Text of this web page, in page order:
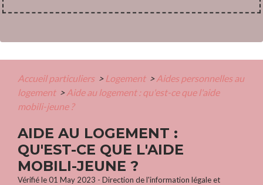
Accueil particuliers > Logement > Aides personnelles au
logement > Aide au logement : qu'est-ce que l'aide
mobili-jeune ?
AIDE AU LOGEMENT :
QU'EST-CE QUE L'AIDE
MOBILI-JEUNE ?
Vérifié le 01 May 2023 - Direction de l'information légale et